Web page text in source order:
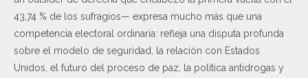
43,74 % de los sufragios— expresa mucho más que una
competencia electoral ordinaria: refleja una disputa profunda
sobre el modelo de seguridad, la relación con Estados
Unidos, el futuro del proceso de paz, la política antidrogas y